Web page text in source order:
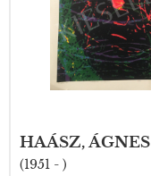
HAÁSZ, ÁGNES
(1951 - )